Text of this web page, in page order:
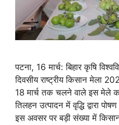
पटना, 16 मार्च: बिहार कृषि
दिवसीय राष्ट्रीय किसान मेला
18 मार्च तक चलने वाले इस मेले
तिलहन उत्पादन में वृद्धि द्वारा
इस अवसर पर बड़ी संख्या में